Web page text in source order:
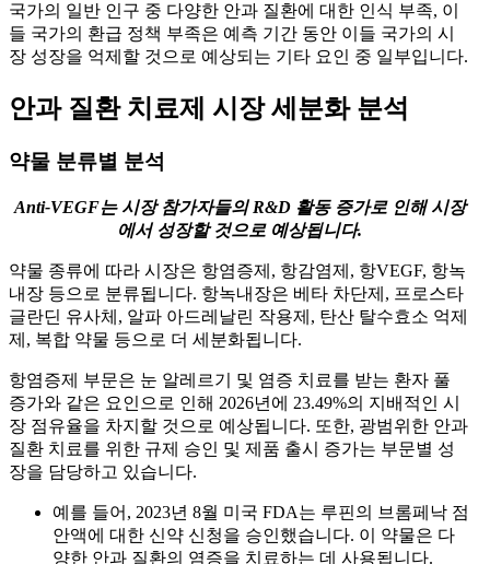
국가의 일반 인구 중 다양한 안과 질환에 대한 인식 부족, 이
들 국가의 환급 정책 부족은 예측 기간 동안 이들 국가의 시
장 성장을 억제할 것으로 예상되는 기타 요인 중 일부입니다.
안과 질환 치료제 시장 세분화 분석
약물 분류별 분석
Anti-VEGF는 시장 참가자들의 R&D 활동 증가로 인해 시장
에서 성장할 것으로 예상됩니다.
약물 종류에 따라 시장은 항염증제, 항감염제, 항VEGF, 항녹
내장 등으로 분류됩니다. 항녹내장은 베타 차단제, 프로스타
글란딘 유사체, 알파 아드레날린 작용제, 탄산 탈수효소 억제
제, 복합 약물 등으로 더 세분화됩니다.
항염증제 부문은 눈 알레르기 및 염증 치료를 받는 환자 풀
증가와 같은 요인으로 인해 2026년에 23.49%의 지배적인 시
장 점유율을 차지할 것으로 예상됩니다. 또한, 광범위한 안과
질환 치료를 위한 규제 승인 및 제품 출시 증가는 부문별 성
장을 담당하고 있습니다.
예를 들어, 2023년 8월 미국 FDA는 루핀의 브롬페낙 점
안액에 대한 신약 신청을 승인했습니다. 이 약물은 다
양한 안과 질환의 염증을 치료하는 데 사용됩니다.